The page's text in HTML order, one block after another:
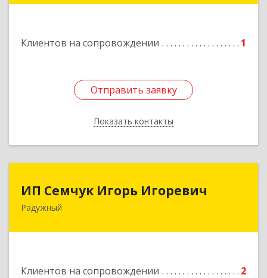
Клиентов на сопровождении 1
Отправить заявку
Показать контакты
Отправить заявку
Назад
ИП Семчук Игорь Игоревич
Радужный
Клиентов на сопровождении 2
628464, ХМАО-Югра, г. Радужный, 1 мкн.,